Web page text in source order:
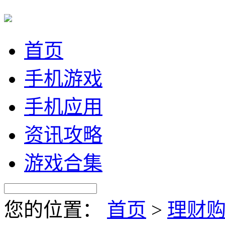
首页
手机游戏
手机应用
资讯攻略
游戏合集
您的位置： 首页 > 理财